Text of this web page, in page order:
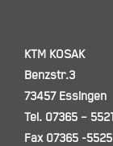
KTM KOSAK
Benzstr.3
73457 Essingen
Tel. 07365 – 5521
Fax 07365 -5525